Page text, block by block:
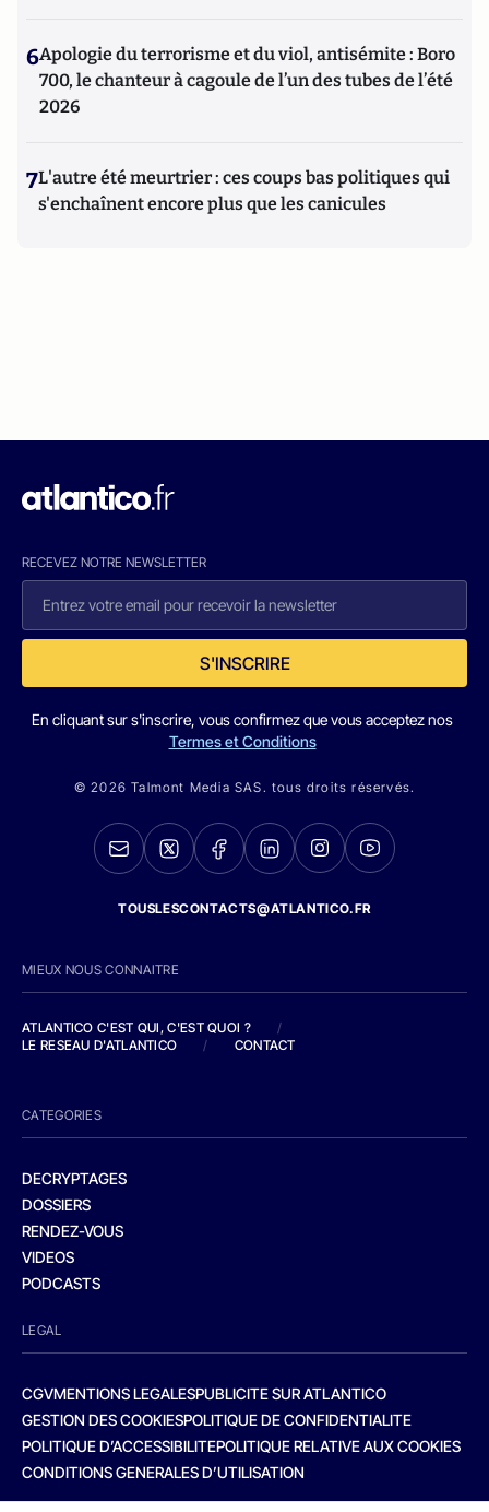
6Apologie du terrorisme et du viol, antisémite : Boro
700, le chanteur à cagoule de l’un des tubes de l’été
2026
7L'autre été meurtrier : ces coups bas politiques qui
s'enchaînent encore plus que les canicules
RECEVEZ NOTRE NEWSLETTER
S'INSCRIRE
En cliquant sur s'inscrire, vous confirmez que vous acceptez nos
Termes et Conditions
© 2026 Talmont Media SAS. tous droits réservés.
TOUSLESCONTACTS@ATLANTICO.FR
MIEUX NOUS CONNAITRE
ATLANTICO C'EST QUI, C'EST QUOI ?
/
LE RESEAU D'ATLANTICO
/ CONTACT
CATEGORIES
DECRYPTAGES
DOSSIERS
RENDEZ-VOUS
VIDEOS
PODCASTS
LEGAL
CGVMENTIONS LEGALESPUBLICITE SUR ATLANTICO
GESTION DES COOKIESPOLITIQUE DE CONFIDENTIALITE
POLITIQUE D’ACCESSIBILITEPOLITIQUE RELATIVE AUX COOKIES
CONDITIONS GENERALES D’UTILISATION